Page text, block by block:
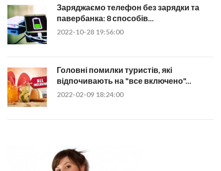
Заряджаємо телефон без зарядки та
павербанка: 8 способів...
2022-10-28 19:56:00
Головні помилки туристів, які
відпочивають на "все включено"...
2022-02-09 18:24:00